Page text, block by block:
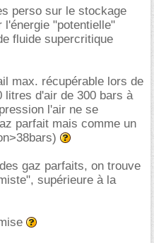
perso sur le stockage
l'énergie "potentielle"
fluide supercritique
max. récupérable lors de
litres d'air de 300 bars à
l'air ne se
parfait mais comme un
gaz parfaits, on trouve
supérieure à la